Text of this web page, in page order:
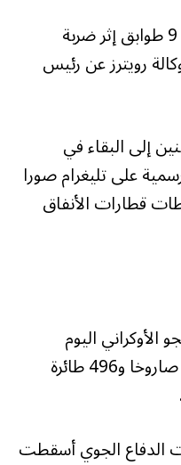
كما وقع انهيار جزئي لمبنى من 9 طوابق إثر ضربة
رويترز عن رئيس
إلى البقاء في
على تليغرام صورا
قطارات الأنفاق
اليوم
الخميس إن روسيا أطلقت 74 صاروخا و496 طائرة
الدفاع الجوي أسقطت